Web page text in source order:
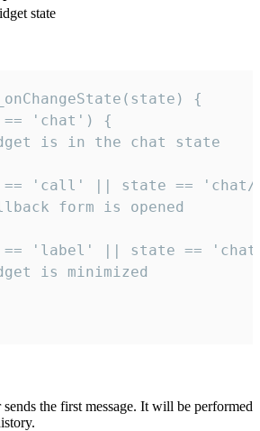
state
{
'chat') {
is in the chat state
'call' || state ==
form is opened
'label' || state ==
is minimized
the first message. It will be performed